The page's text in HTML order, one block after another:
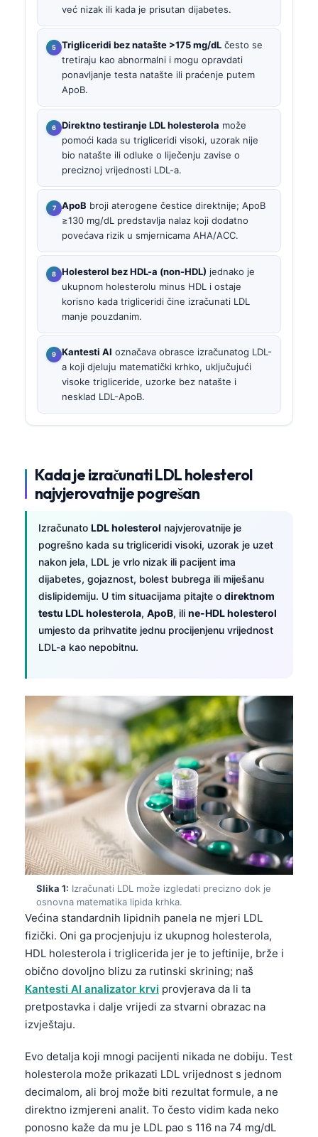
već nizak ili kada je prisutan dijabetes.
Trigliceridi bez natašte >175 mg/dL često se
tretiraju kao abnormalni i mogu opravdati
ponavljanje testa natašte ili praćenje putem
ApoB.
Direktno testiranje LDL holesterola može
pomoći kada su trigliceridi visoki, uzorak nije
bio natašte ili odluke o liječenju zavise o
preciznoj vrijednosti LDL-a.
ApoB broji aterogene čestice direktnije; ApoB
≥130 mg/dL predstavlja nalaz koji dodatno
povećava rizik u smjernicama AHA/ACC.
Holesterol bez HDL-a (non-HDL) jednako je
ukupnom holesterolu minus HDL i ostaje
korisno kada trigliceridi čine izračunati LDL
manje pouzdanim.
Kantesti AI označava obrasce izračunatog LDL-
a koji djeluju matematički krhko, uključujući
visoke trigliceride, uzorke bez natašte i
nesklad LDL-ApoB.
Kada je izračunati LDL holesterol
najvjerovatnije pogrešan
Izračunato LDL holesterol najvjerovatnije je
pogrešno kada su trigliceridi visoki, uzorak je uzet
nakon jela, LDL je vrlo nizak ili pacijent ima
dijabetes, gojaznost, bolest bubrega ili miješanu
dislipidemiju. U tim situacijama pitajte o direktnom
testu LDL holesterola, ApoB, ili ne-HDL holesterol
umjesto da prihvatite jednu procijenjenu vrijednost
LDL-a kao nepobitnu.
Slika 1: Izračunati LDL može izgledati precizno dok je
osnovna matematika lipida krhka.
Većina standardnih lipidnih panela ne mjeri LDL
fizički. Oni ga procjenjuju iz ukupnog holesterola,
HDL holesterola i triglicerida jer je to jeftinije, brže i
obično dovoljno blizu za rutinski skrining; naš
Kantesti AI analizator krvi provjerava da li ta
pretpostavka i dalje vrijedi za stvarni obrazac na
izvještaju.
Evo detalja koji mnogi pacijenti nikada ne dobiju. Test
holesterola može prikazati LDL vrijednost s jednom
decimalom, ali broj može biti rezultat formule, a ne
direktno izmjereni analit. To često vidim kada neko
ponosno kaže da mu je LDL pao s 116 na 74 mg/dL